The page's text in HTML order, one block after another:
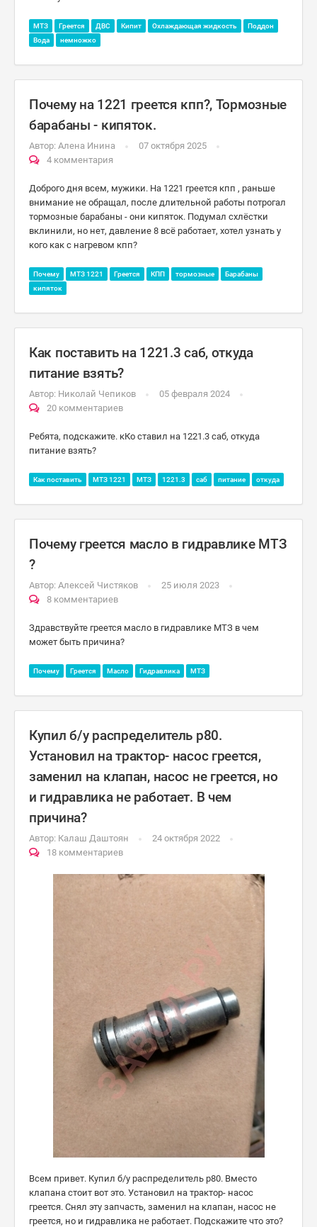
МТЗ Греется ДВС Кипит Охлаждающая жидкость
Поддон
Вода
немножко
Почему на 1221 греется кпп?, Тормозные
барабаны - кипяток.
Автор: Алена Инина
07 октября 2025
4 комментария
Доброго дня всем, мужики. На 1221 греется кпп , раньше
внимание не обращал, после длительной работы потрогал
тормозные барабаны - они кипяток. Подумал схлёстки
вклинили, но нет, давление 8 всё работает, хотел узнать у
кого как с нагревом кпп?
Почему МТЗ 1221 Греется КПП тормозные
Барабаны
кипяток
Как поставить на 1221.3 саб, откуда
питание взять?
Автор: Николай Чепиков
05 февраля 2024
20 комментариев
Ребята, подскажите. кКо ставил на 1221.3 саб, откуда
питание взять?
Как поставить МТЗ 1221 МТЗ 1221.3 саб питание откуда
Почему греется масло в гидравлике МТЗ
?
Автор: Алексей Чистяков
25 июля 2023
8 комментариев
Здравствуйте греется масло в гидравлике МТЗ в чем
может быть причина?
Почему Греется Масло Гидравлика МТЗ
Купил б/у распределитель р80.
Установил на трактор- насос греется,
заменил на клапан, насос не греется, но
и гидравлика не работает. В чем
причина?
Автор: Калаш Даштоян
24 октября 2022
18 комментариев
Всем привет. Купил б/у распределитель р80. Вместо
клапана стоит вот это. Установил на трактор- насос
греется. Снял эту запчасть, заменил на клапан, насос не
греется, но и гидравлика не работает. Подскажите что это?